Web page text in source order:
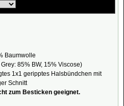
Baumwolle
85% BW, 15% Viscose)
1x1 geripptes Halsbündchen mit
Schnitt
zum Besticken geeignet.